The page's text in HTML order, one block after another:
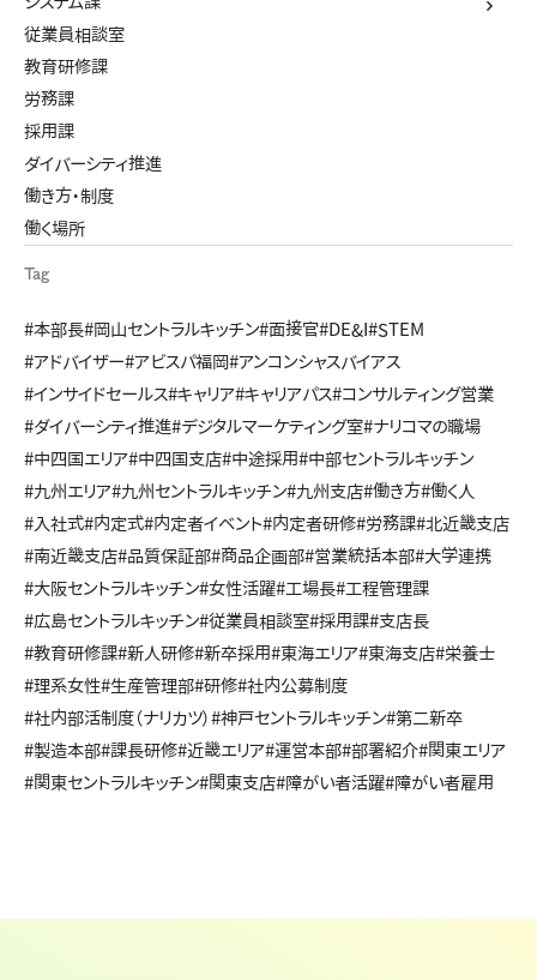
従業員相談室
教育研修課
労務課
採用課
ダイバーシティ推進
働き方・制度
働く場所
Tag
#本部長#岡山セントラルキッチン#面接官#DE&I#STEM
#アドバイザー#アビスパ福岡#アンコンシャスバイアス
#インサイドセールス#キャリア#キャリアパス#コンサルティング営業
#ダイバーシティ推進#デジタルマーケティング室#ナリコマの職場
#中四国エリア#中四国支店#中途採用#中部セントラルキッチン
#九州エリア#九州セントラルキッチン#九州支店#働き方#働く人
#入社式#内定式#内定者イベント#内定者研修#労務課#北近畿支店
#南近畿支店#品質保証部#商品企画部#営業統括本部#大学連携
#大阪セントラルキッチン#女性活躍#工場長#工程管理課
#広島セントラルキッチン#従業員相談室#採用課#支店長
#教育研修課#新人研修#新卒採用#東海エリア#東海支店#栄養士
#理系女性#生産管理部#研修#社内公募制度
#社内部活制度（ナリカツ） #神戸セントラルキッチン#第二新卒
#製造本部#課長研修#近畿エリア#運営本部#部署紹介#関東エリア
#関東セントラルキッチン#関東支店#障がい者活躍#障がい者雇用